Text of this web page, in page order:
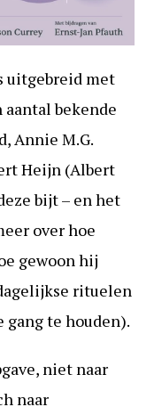
uitgebreid met
bekende
Annie M.G.
Heijn (Albert
bijt – en het
over hoe
gewoon hij
rituelen
gang te houden).
niet naar
naar